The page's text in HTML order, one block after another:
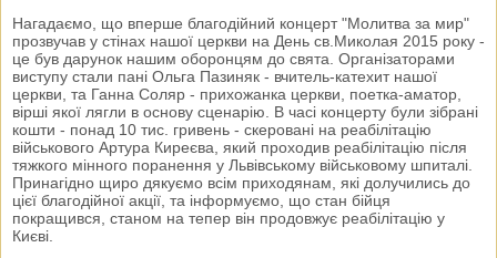
Нагадаємо, що вперше благодійний концерт "Молитва за мир"
прозвучав у стінах нашої церкви на День св.Миколая 2015 року -
це був дарунок нашим оборонцям до свята. Організаторами
виступу стали пані Ольга Пазиняк - вчитель-катехит нашої
церкви, та Ганна Соляр - прихожанка церкви, поетка-аматор,
вірші якої лягли в основу сценарію. В часі концерту були зібрані
кошти - понад 10 тис. гривень - скеровані на реабілітацію
військового Артура Киреєва, який проходив реабілітацію після
тяжкого мінного поранення у Львівському військовому шпиталі.
Принагідно щиро дякуємо всім приходянам, які долучились до
цієї благодійної акції, та інформуємо, що стан бійця
покращився, станом на тепер він продовжує реабілітацію у
Києві.